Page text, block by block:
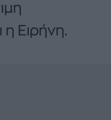
η Ειρήνη.